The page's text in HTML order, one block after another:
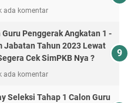
ada komentar
Penggerak Angkatan 1 -
Jabatan Tahun 2023 Lewat
Cek SimPKB Nya ?
ada komentar
Seleksi Tahap 1 Calon Guru